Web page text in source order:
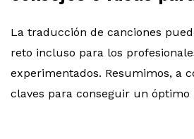
g
La traducción de canciones
reto incluso para los
experimentados. Resumimos, a
claves para conseguir un óptimo